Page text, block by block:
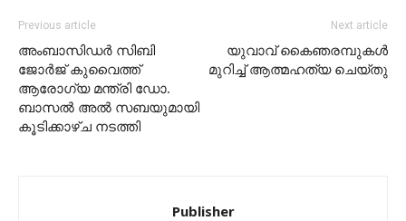
Previous article
അംബാസിഡർ സിബി
ജോർജ് കുവൈത്ത്
ആരോഗ്യ മന്ത്രി ഡോ.
ബാസൽ അൽ സബയുമായി
കൂടിക്കാഴ്ച നടത്തി
Next article
യുവാവ് കൈഞരമ്പുകൾ
മുറിച്ച് ആത്മഹത്യ ചെയ്തു
Publisher